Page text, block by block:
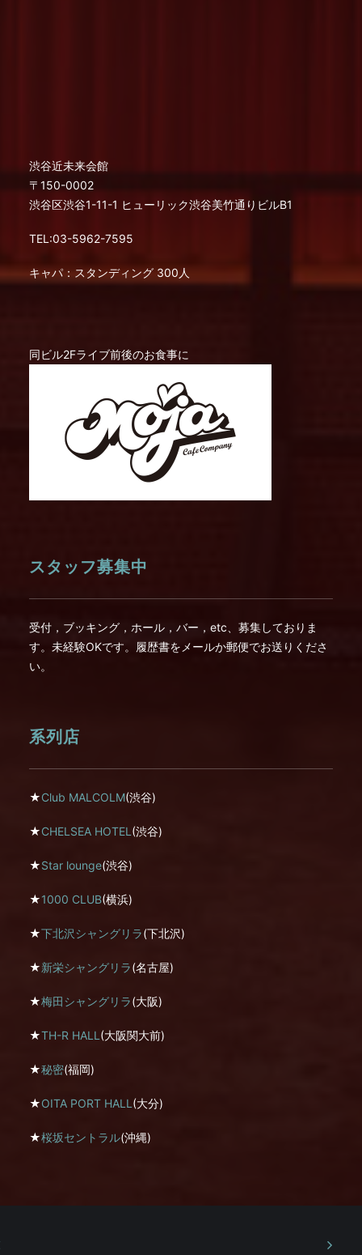
渋谷近未来会館
〒150-0002
渋谷区渋谷1-11-1 ヒューリック渋谷美竹通りビルB1
TEL:03-5962-7595
キャパ：スタンディング 300人
同ビル2Fライブ前後のお食事に
スタッフ募集中
受付，ブッキング，ホール，バー，etc、募集しておりま
す。未経験OKです。履歴書をメールか郵便でお送りくださ
い。
系列店
★Club MALCOLM(渋谷)
★CHELSEA HOTEL (渋谷)
★Star lounge(渋谷)
★1000 CLUB(横浜)
★下北沢シャングリラ(下北沢)
★新栄シャングリラ(名古屋)
★梅田シャングリラ(大阪)
★TH-R HALL (大阪関大前)
★秘密(福岡)
★OITA PORT HALL (大分)
★桜坂セントラル(沖縄)